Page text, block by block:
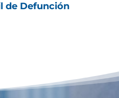
de Defunción